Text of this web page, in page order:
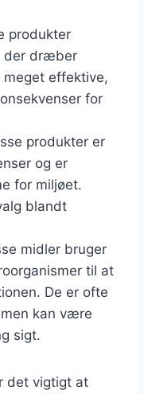
produkter
der dræber
effektive,
for
produkter er
og er
for miljøet.
blandt
midler bruger
til at
De er ofte
kan være
sigt.
det vigtigt at